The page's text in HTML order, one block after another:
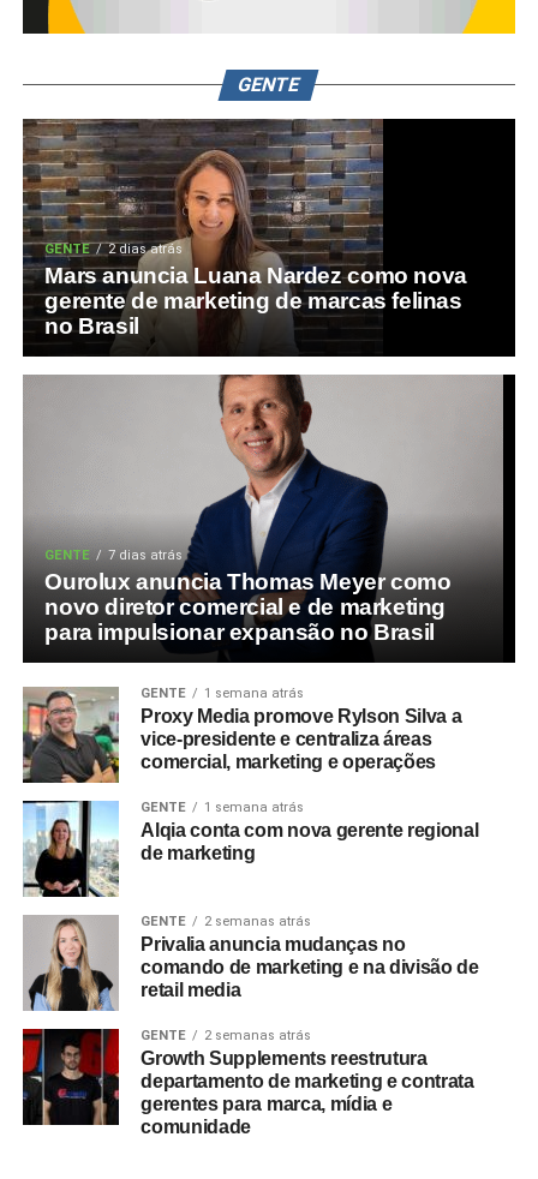
GENTE
GENTE 2 dias atrás
Mars anuncia Luana Nardez como nova
gerente de marketing de marcas felinas
no Brasil
GENTE 7 dias atrás
Ourolux anuncia Thomas Meyer como
novo diretor comercial e de marketing
para impulsionar expansão no Brasil
GENTE 1 semana atrás
Proxy Media promove Rylson Silva a
vice-presidente e centraliza áreas
comercial, marketing e operações
GENTE 1 semana atrás
Alqia conta com nova gerente regional
de marketing
GENTE 2 semanas atrás
Privalia anuncia mudanças no
comando de marketing e na divisão de
retail media
GENTE 2 semanas atrás
Growth Supplements reestrutura
departamento de marketing e contrata
gerentes para marca, mídia e
comunidade